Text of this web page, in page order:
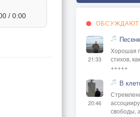
/ 0:00
ОБСУЖДАЮТ
21:33
Хорошая
стихов,
+++++
20:46
В
свободы,